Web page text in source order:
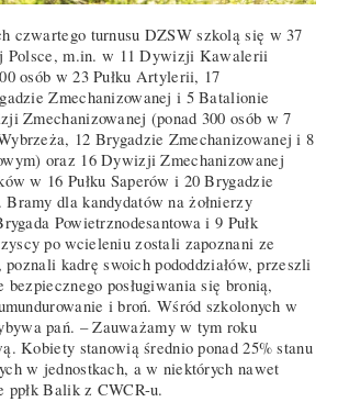
czwartego turnusu DZSW szkolą się w 37
Polsce, m.in. w 11 Dywizji Kawalerii
osób w 23 Pułku Artylerii, 17
Zmechanizowanej i 5 Batalionie
Zmechanizowanej (ponad 300 osób w 7
12 Brygadzie Zmechanizowanej i 8
oraz 16 Dywizji Zmechanizowanej
w 16 Pułku Saperów i 20 Brygadzie
dla kandydatów na żołnierzy
Powietrznodesantowa i 9 Pułk
po wcieleniu zostali zapoznani ze
kadrę swoich pododdziałów, przeszli
bezpiecznego posługiwania się bronią,
i broń. Wśród szkolonych w
pań. – Zauważamy w tym roku
Kobiety stanowią średnio ponad 25% stanu
w jednostkach, a w niektórych nawet
ppłk Balik z CWCR-u.